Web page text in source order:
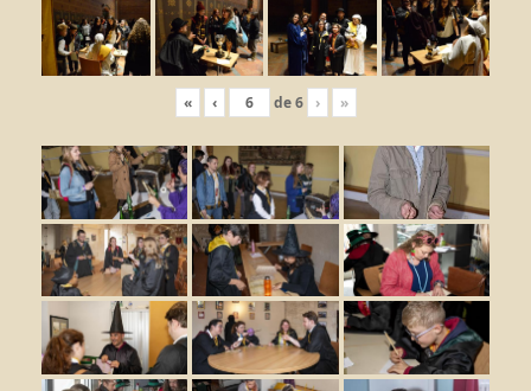
« ‹ de6 › »